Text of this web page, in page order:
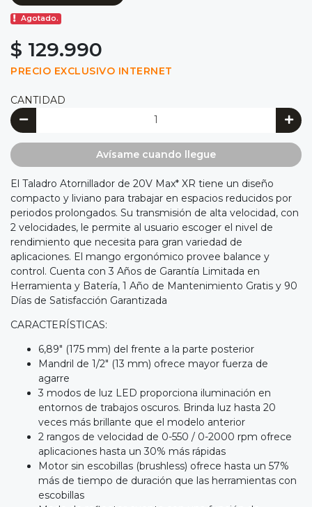
Agotado.
$ 129.990
PRECIO EXCLUSIVO INTERNET
CANTIDAD
Avísame cuando llegue
El Taladro Atornillador de 20V Max* XR tiene un diseño
compacto y liviano para trabajar en espacios reducidos por
periodos prolongados. Su transmisión de alta velocidad, con
2 velocidades, le permite al usuario escoger el nivel de
rendimiento que necesita para gran variedad de
aplicaciones. El mango ergonómico provee balance y
control. Cuenta con 3 Años de Garantía Limitada en
Herramienta y Batería, 1 Año de Mantenimiento Gratis y 90
Días de Satisfacción Garantizada
CARACTERÍSTICAS:
6,89" (175 mm) del frente a la parte posterior
Mandril de 1/2" (13 mm) ofrece mayor fuerza de
agarre
3 modos de luz LED proporciona iluminación en
entornos de trabajos oscuros. Brinda luz hasta 20
veces más brillante que el modelo anterior
2 rangos de velocidad de 0-550 / 0-2000 rpm ofrece
aplicaciones hasta un 30% más rápidas
Motor sin escobillas (brushless) ofrece hasta un 57%
más de tiempo de duración que las herramientas con
escobillas